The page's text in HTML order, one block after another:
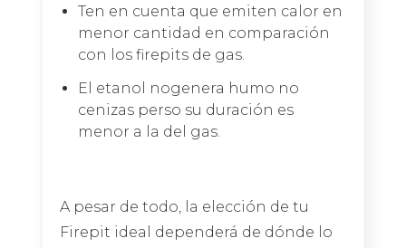
Ten en cuenta que emiten calor en
menor cantidad en comparación
con los firepits de gas.
El etanol nogenera humo no
cenizas perso su duración es
menor a la del gas.
A pesar de todo, la elección de tu
Firepit ideal dependerá de dónde lo